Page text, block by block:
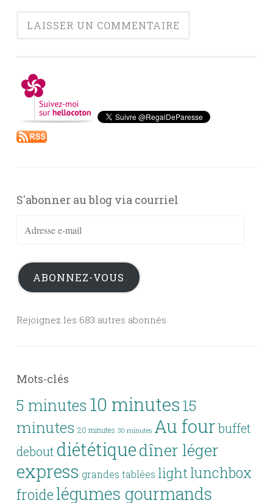
S'abonner au blog via courriel
Adresse
mail
ABONNEZ-VOUS
Rejoignez les 683 autres abonnés
Mots-clés
5 minutes 10 minutes15
minutes 20 minutes 30 minutes Au fourbuffet
debout diététiquedîner léger
express grandes tablées lightlunchbox
froide légumes gourmands